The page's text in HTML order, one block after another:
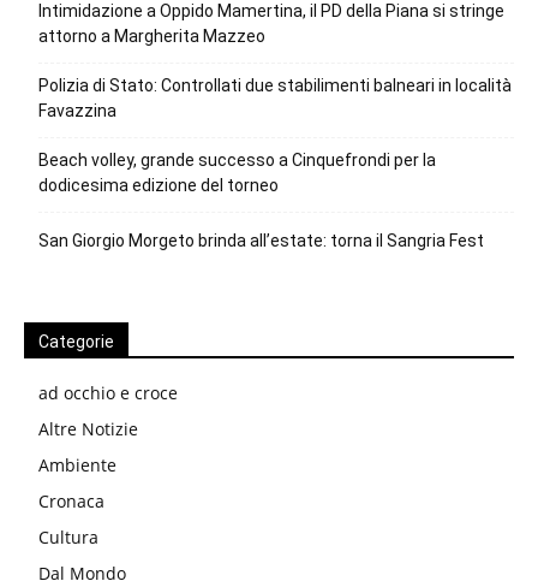
Intimidazione a Oppido Mamertina, il PD della Piana si stringe
attorno a Margherita Mazzeo
Polizia di Stato: Controllati due stabilimenti balneari in località
Favazzina
Beach volley, grande successo a Cinquefrondi per la
dodicesima edizione del torneo
San Giorgio Morgeto brinda all’estate: torna il Sangria Fest
Categorie
ad occhio e croce
Altre Notizie
Ambiente
Cronaca
Cultura
Dal Mondo